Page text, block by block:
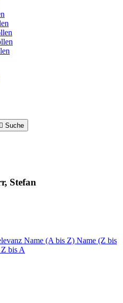
 Suche
Stefan
Name (A bis Z) Name (Z bis
Z bis A